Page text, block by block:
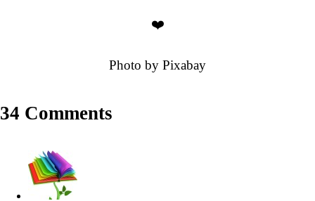
❤️
Photo by Pixabay
34 Comments